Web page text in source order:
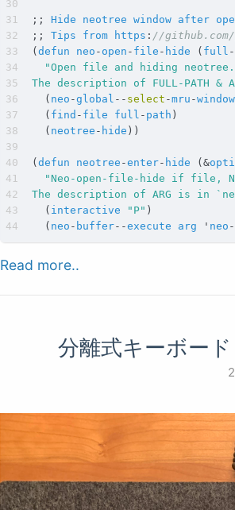
;; Hide neotree window after
;;
Tips from https : //
( defun neo - open - file - hide ( full -
The description of FULL-PATH
( neo -global -- select -mru -window
( find - file full - path )
( neotree - hide ))
( defun neotree -enter- hide ( &
The description of ARG is in
( interactive "P" )
( neo - buffer--execute arg ' neo -
Read more..
分離式キーボー